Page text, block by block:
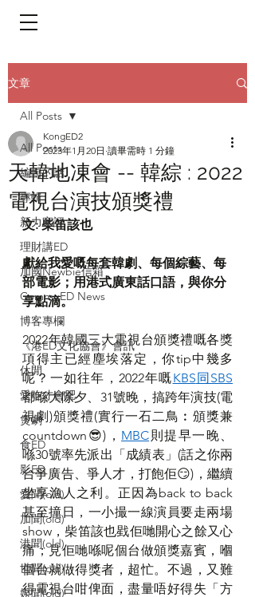
文章
All Posts
編輯的話
專輯
新力家評
理財講ED
加國Newbie信箱
CommuED News
博客專欄
《港ED文化協會》會訊
休閒
愛吃才會肥
煲劇
食ED
影ED
愛聞(old)
加聞(old)
港聞(old)
世聞(old)
娛聞(old)
All Posts
天韓地凍會 -- 韓綜 : 2022
電視台演技頒獎禮
KongED2
2023年1月20日 讀畢需時 1 分鐘
文: 柴笛該也
獻給我愛嘅每套韓劇、每個綜藝、每
部電影；用港式廣東話口語，與你分
享點滴。
2022年韓國三大電視台頒獎禮嘅各獎
項得主已經塵埃落定，你tip中幾多
呢？一如往年，2022年嘅KBS同SBS
都喺大除夕、31號晚，搞跨年演技(電
視劇)頒獎禮(實行一石二鳥︰頒獎兼
countdown😎)， MBC則提早一晚、
喺30號率先派出「成績表」(話之你兩
台爭廣告、爭人才，打飽佢😏)，繼續
坐享漁人之利。正因為back to back
甚至撞日，一小撮一線演員要走兩場
show，柴笛該也戥佢哋開心之餘又心
痛；見佢哋喺呢個台做頒獎嘉賓，嗰
個台就做得獎者，超忙。不過，又難
得電視台咁俾面，盡量唔好得失「方